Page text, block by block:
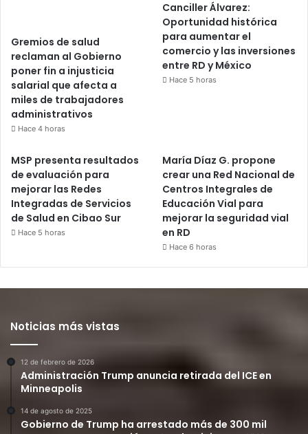
Gremios de salud
reclaman al Gobierno
poner fin a injusticia
salarial que afecta a
miles de trabajadores
administrativos
Hace 4 horas
Canciller Álvarez:
Oportunidad histórica
para aumentar el
comercio y las inversiones
entre RD y México
Hace 5 horas
MSP presenta resultados
de evaluación para
mejorar las Redes
Integradas de Servicios
de Salud en Cibao Sur
Hace 5 horas
María Díaz G. propone
crear una Red Nacional de
Centros Integrales de
Educación Vial para
mejorar la seguridad vial
en RD
Hace 6 horas
Noticias más vistas
12 de febrero de 2026
Administración Trump anuncia retirada del ICE en
Minneapolis
14 de agosto de 2025
Gobierno de Trump ha arrestado más de 300 mil